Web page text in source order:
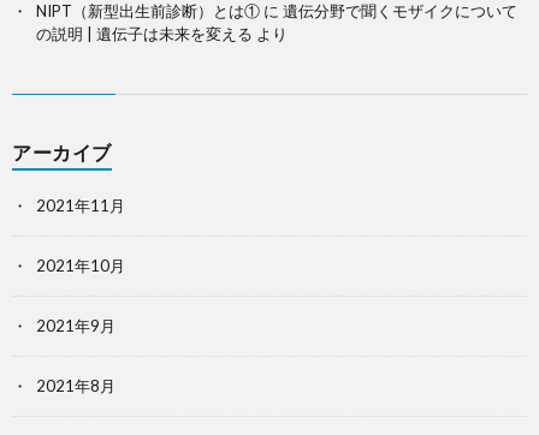
NIPT（新型出生前診断）とは① に 遺伝分野で聞くモザイクについて
の説明 | 遺伝子は未来を変える より
アーカイブ
2021年11月
2021年10月
2021年9月
2021年8月